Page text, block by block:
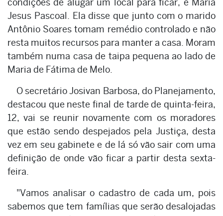
condições de alugar um local para ficar, é Maria
Jesus Pascoal. Ela disse que junto com o marido
Antônio Soares tomam remédio controlado e não
resta muitos recursos para manter a casa. Moram
também numa casa de taipa pequena ao lado de
Maria de Fátima de Melo.
O secretário Josivan Barbosa, do Planejamento,
destacou que neste final de tarde de quinta-feira,
12, vai se reunir novamente com os moradores
que estão sendo despejados pela Justiça, desta
vez em seu gabinete e de lá só vão sair com uma
definição de onde vão ficar a partir desta sexta-
feira.
"Vamos analisar o cadastro de cada um, pois
sabemos que tem famílias que serão desalojadas